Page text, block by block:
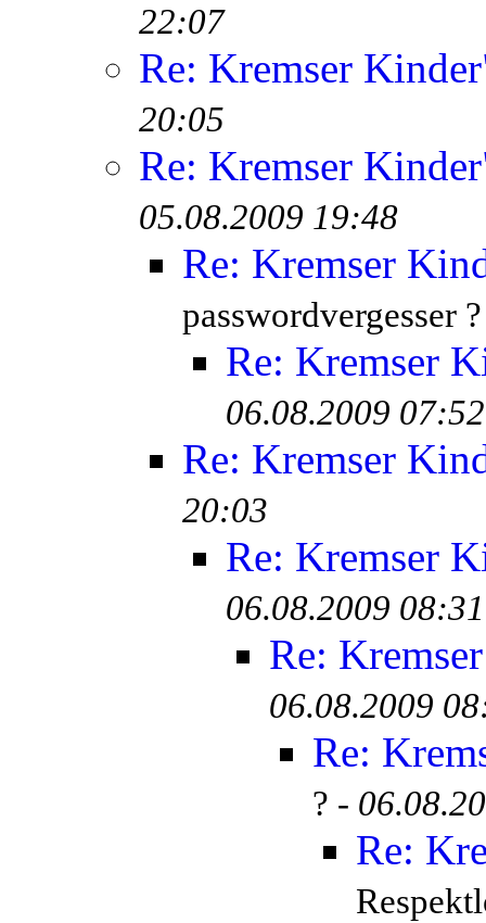
22:07
Re: Kremser
20:05
Re: Kremser
05.08.2009 19:48
Re: Kremser
passwordvergesser
Re: Kremser
06.08.2009 07:52
Re: Kremser
20:03
Re: Kremser
06.08.2009 08:31
Re:
06.08.2009
Re:
? -
Re: